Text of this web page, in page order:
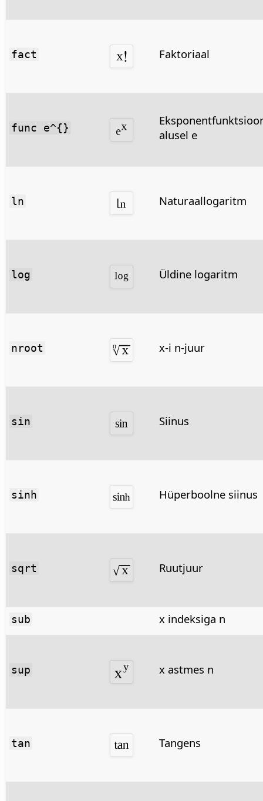
fact Faktoriaal
func e^{}
alusel e
ln Naturaallogaritm
log Üldine logaritm
nroot x-i n-juur
sin Siinus
sinh Hüperboolne siinus
sqrt Ruutjuur
sub x indeksiga n
sup x astmes n
tan Tangens